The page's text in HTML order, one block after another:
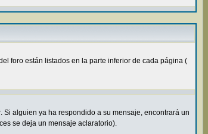
foro están listados en la parte inferior de cada página (
. Si alguien ya ha respondido a su mensaje, encontrará un
se deja un mensaje aclaratorio).